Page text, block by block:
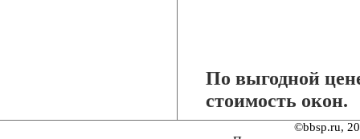
По выгодной
стоимость окон.
©bbsp.ru,